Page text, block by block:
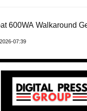
600WA Walkaround
07:39